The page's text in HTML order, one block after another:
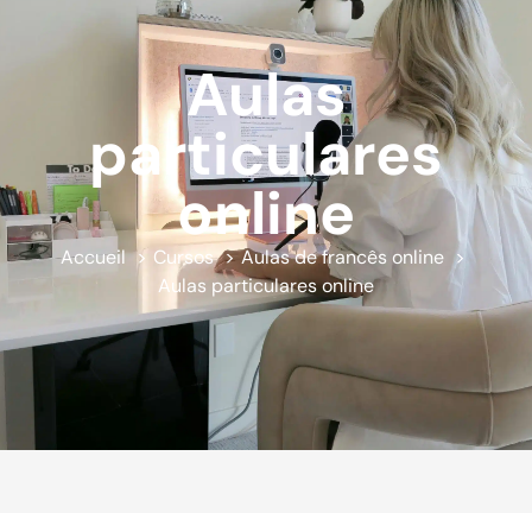
Aulas
particulares
online
Accueil Cursos
Aulas de francês online
Aulas particulares online